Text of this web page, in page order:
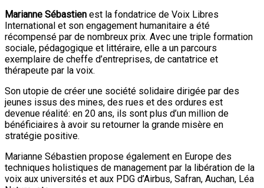
Marianne Sébastien est la fondatrice de Voix Libres
International et son engagement humanitaire a été
récompensé par de nombreux prix. Avec une triple formation
sociale, pédagogique et littéraire, elle a un parcours
exemplaire de cheffe d’entreprises, de cantatrice et
thérapeute par la voix.
Son utopie de créer une société solidaire dirigée par des
jeunes issus des mines, des rues et des ordures est
devenue réalité: en 20 ans, ils sont plus d’un million de
bénéficiaires à avoir su retourner la grande misère en
stratégie positive.
Marianne Sébastien propose également en Europe des
techniques holistiques de management par la libération de la
voix aux universités et aux PDG d’Airbus, Safran, Auchan, Léa